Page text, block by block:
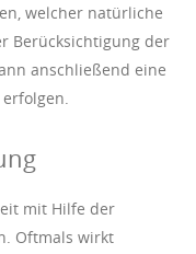
welcher natürliche
Berücksichtigung der
anschließend eine
mit Hilfe der
Oftmals wirkt